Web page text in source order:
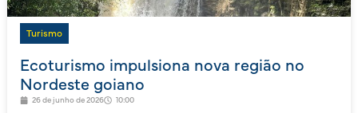
Turismo
Ecoturismo impulsiona nova região no
Nordeste goiano
26 de junho de 2026 10:00